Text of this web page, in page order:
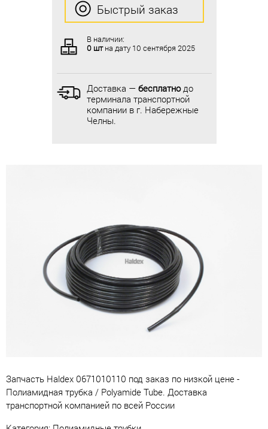
Быстрый заказ
В наличии:
0 штна дату 10 сентября 2025
Доставка — бесплатнодо
терминала транспортной
компании в г. Набережные
Челны.
Быстрый заказ
В наличии:
0 штна дату 10 сентября 2025
Доставка — бесплатнодо
терминала транспортной
компании в г. Набережные
Челны.
Запчасть Haldex 0671010110 под заказ по низкой цене -
Полиамидная трубка / Polyamide Tube. Доставка
транспортной компанией по всей России